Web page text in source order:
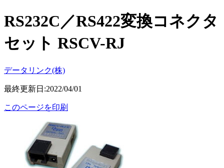
RS232C／RS422変換コネクタ
セット RSCV-RJ
データリンク(株)
最終更新日:2022/04/01
このページを印刷